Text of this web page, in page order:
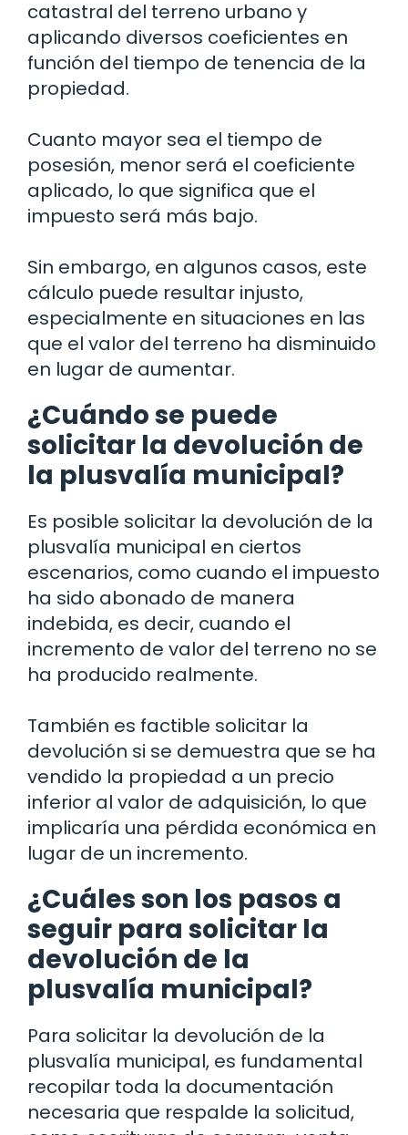
catastral del terreno urbano y
aplicando diversos coeficientes en
función del tiempo de tenencia de la
propiedad.
Cuanto mayor sea el tiempo de
posesión, menor será el coeficiente
aplicado, lo que significa que el
impuesto será más bajo.
Sin embargo, en algunos casos, este
cálculo puede resultar injusto,
especialmente en situaciones en las
que el valor del terreno ha disminuido
en lugar de aumentar.
¿Cuándo se puede
solicitar la devolución de
la plusvalía municipal?
Es posible solicitar la devolución de la
plusvalía municipal en ciertos
escenarios, como cuando el impuesto
ha sido abonado de manera
indebida, es decir, cuando el
incremento de valor del terreno no se
ha producido realmente.
También es factible solicitar la
devolución si se demuestra que se ha
vendido la propiedad a un precio
inferior al valor de adquisición, lo que
implicaría una pérdida económica en
lugar de un incremento.
¿Cuáles son los pasos a
seguir para solicitar la
devolución de la
plusvalía municipal?
Para solicitar la devolución de la
plusvalía municipal, es fundamental
recopilar toda la documentación
necesaria que respalde la solicitud,